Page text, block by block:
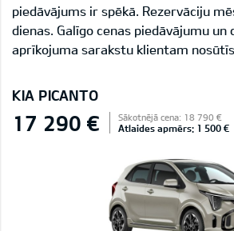
piedāvājums ir spēkā. Rezervāciju
dienas. Galīgo cenas piedāvājumu un
aprīkojuma sarakstu klientam
KIA PICANTO
17 290 € Sākotnējā cena: 18 790 €
Atlaides apmērs: 1 500 €